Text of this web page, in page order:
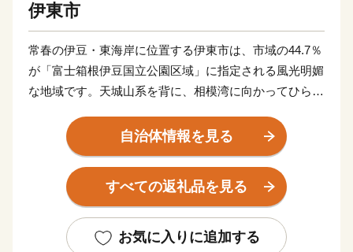
伊東市
常春の伊豆・東海岸に位置する伊東市は、市域の44.7％
が「富士箱根伊豆国立公園区域」に指定される風光明媚
な地域です。天城山系を背に、相模湾に向かってひらけ
ゾート地として多くの人を魅了しています。また、伊豆
半島は２０１８年にユネスコ世界ジオパークに認定さ
れ、市内には大室山や城ケ崎祈願などのジオサイトが数
多く点在しています。これだけの豊かな自然に囲まれて
クセスの良さも魅力の一つです。四季を通じて温暖な気
自治体情報を見る
すべての返礼品を見る
お気に入りに追加する